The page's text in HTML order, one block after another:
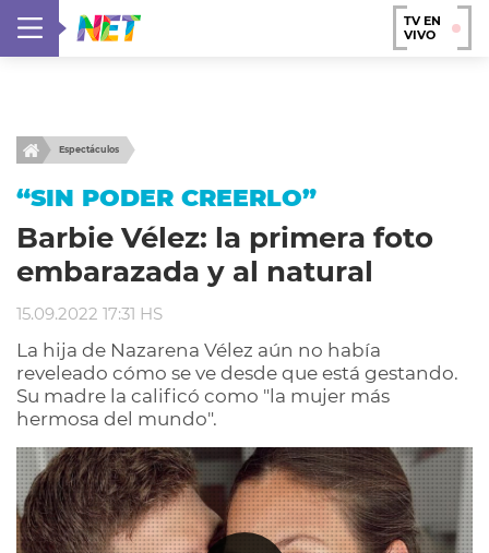
TV EN
VIVO
Espectáculos
“SIN PODER CREERLO”
Barbie Vélez: la primera foto
embarazada y al natural
15.09.2022 17:31 HS
La hija de Nazarena Vélez aún no había
reveleado cómo se ve desde que está gestando.
Su madre la calificó como "la mujer más
hermosa del mundo".